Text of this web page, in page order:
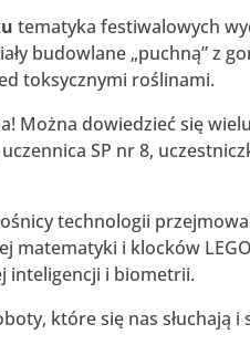
tematyka festiwalowych
budowlane „puchną” z
toksycznymi roślinami.
Można dowiedzieć się
SP nr 8,
technologii
matematyki i klocków
inteligencji i biometrii.
które się nas słuchają i